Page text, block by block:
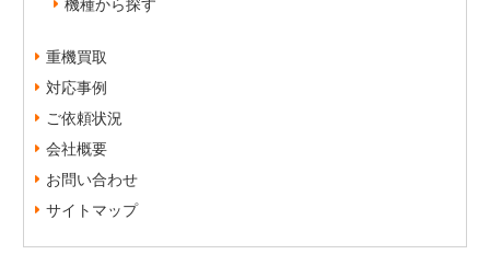
重機買取
対応事例
ご依頼状況
会社概要
お問い合わせ
サイトマップ